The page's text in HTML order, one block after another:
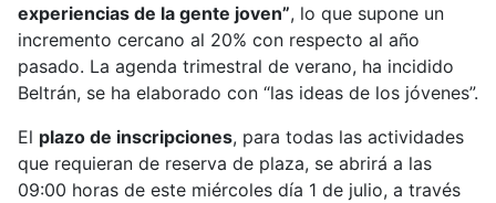
experiencias de la gente joven”, lo que supone un
incremento cercano al 20% con respecto al año
pasado. La agenda trimestral de verano, ha incidido
Beltrán, se ha elaborado con “las ideas de los jóvenes”.
El plazo de inscripciones, para todas las actividades
que requieran de reserva de plaza, se abrirá a las
09:00 horas de este miércoles día 1 de julio, a través